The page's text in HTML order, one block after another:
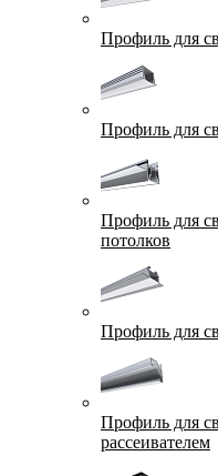
Профиль для
Профиль для
Профиль для
потолков
Профиль для
Профиль для
рассеивателем